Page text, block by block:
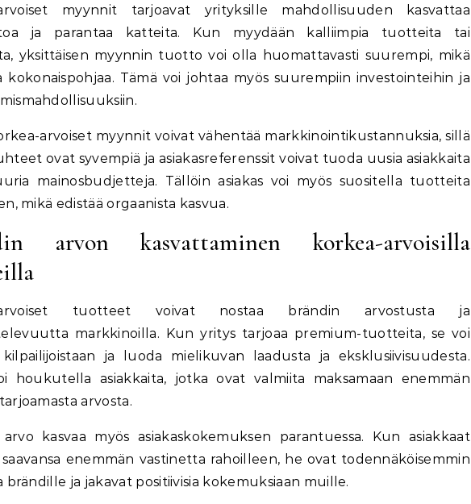
myynnit tarjoavat yrityksille mahdollisuuden kasvattaa
ja parantaa katteita. Kun myydään kalliimpia tuotteita tai
yksittäisen myynnin tuotto voi olla huomattavasti suurempi, mikä
kokonaispohjaa. Tämä voi johtaa myös suurempiin investointeihin ja
arvoiset myynnit voivat vähentää markkinointikustannuksia, sillä
ovat syvempiä ja asiakasreferenssit voivat tuoda uusia asiakkaita
mainosbudjetteja. Tällöin asiakas voi myös suositella tuotteita
mikä edistää orgaanista kasvua.
arvon kasvattaminen korkea-arvoisilla
arvoiset tuotteet voivat nostaa brändin arvostusta ja
markkinoilla. Kun yritys tarjoaa premium-tuotteita, se voi
ja luoda mielikuvan laadusta ja eksklusiivisuudesta.
houkutella asiakkaita, jotka ovat valmiita maksamaan enemmän
arvosta.
kasvaa myös asiakaskokemuksen parantuessa. Kun asiakkaat
enemmän vastinetta rahoilleen, he ovat todennäköisemmin
brändille ja jakavat positiivisia kokemuksiaan muille.